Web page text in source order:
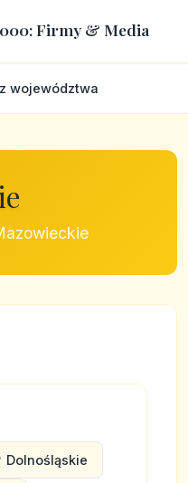
Firmy & Media
województwa
Dolnośląskie